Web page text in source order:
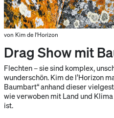
von Kim de l'Horizon
Drag Show mit
Flechten – sie sind komplex,
wunderschön. Kim de l’Horizon
Baumbart“ anhand dieser
wie verwoben mit Land und
ist.